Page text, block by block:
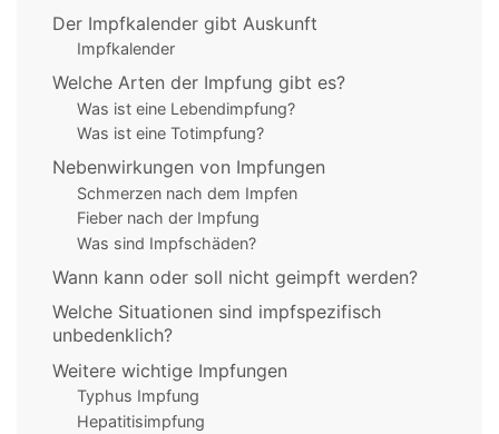
Der Impfkalender gibt Auskunft
Impfkalender
Welche Arten der Impfung gibt es?
Was ist eine Lebendimpfung?
Was ist eine Totimpfung?
Nebenwirkungen von Impfungen
Schmerzen nach dem Impfen
Fieber nach der Impfung
Was sind Impfschäden?
Wann kann oder soll nicht geimpft werden?
Welche Situationen sind impfspezifisch
unbedenklich?
Weitere wichtige Impfungen
Typhus Impfung
Hepatitisimpfung